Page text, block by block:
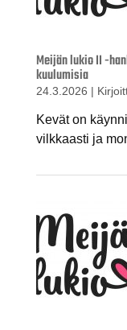
Meijän lukio II -
kuulumisia
24.3.2026 |
Kevät on
vilkkaasti ja